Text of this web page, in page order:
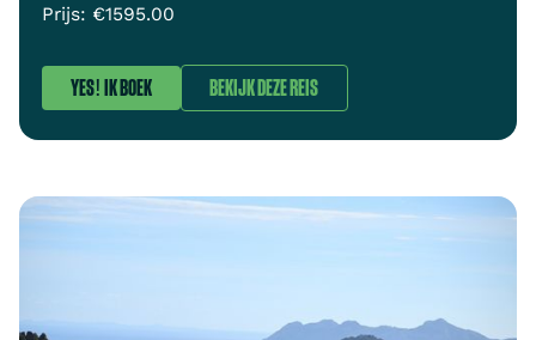
Prijs: €1595.00
YES! IK BOEK BEKIJK DEZE REIS